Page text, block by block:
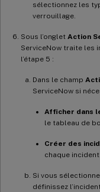
sélectionnez les
verrouillage.
Sous l’onglet Action
ServiceNow traite les
l’étape 5 :
Dans le champ
ServiceNow si
Afficher dans
le tableau de
Créer des
chaque
Si vous
définissez